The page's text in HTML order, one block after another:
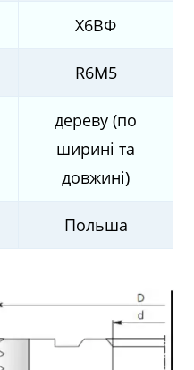
Х6ВФ
R6M5
дереву (по
ширині та
довжині)
Польша